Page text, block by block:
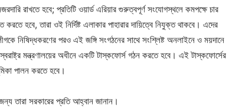
রাখতে হবে; প্রতিটি ওয়ার্ড এরিয়ার গুরুত্বপূর্ণ সংযোগস্থলে কমপক্ষে চার
হবে, তারা ওই নির্দিষ্ট এলাকার পাহারার দায়িত্বে নিযুক্ত থাকবে। এদের
নিষিদ্ধকরণের পরও এই জঙ্গি সংগঠনের সাথে সংশ্লিষ্ট অনলাইনে ও ময়দানে
মন্ত্রণালয়ের অধীনে একটি টাস্কফোর্স গঠন করতে হবে। এই টাস্কফোর্সের
পালন করতে হবে।
তারা সরকারের প্রতি আহ্বান জানান।